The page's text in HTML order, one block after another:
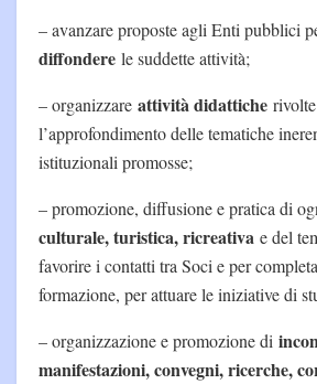
– avanzare proposte agli Enti pubblici
diffondere le suddette attività;
– organizzare attività didattiche
l’approfondimento delle tematiche
istituzionali promosse;
– promozione, diffusione e pratica di
culturale, turistica, ricreativa e del
favorire i contatti tra Soci e per
formazione, per attuare le iniziative di
– organizzazione e promozione di
manifestazioni, convegni, ricerche,